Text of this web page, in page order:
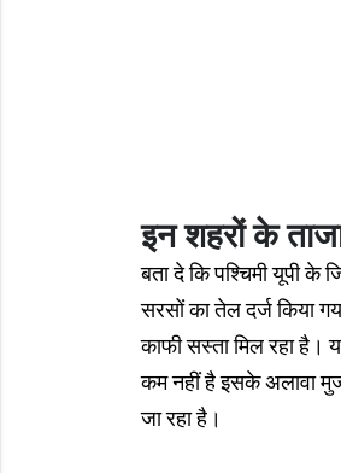
इन शहरों के
बता दे कि पश्चिमी यूपी के
सरसों का तेल दर्ज किया
काफी सस्ता मिल रहा है।
कम नहीं है इसके अलावा
जा रहा है।